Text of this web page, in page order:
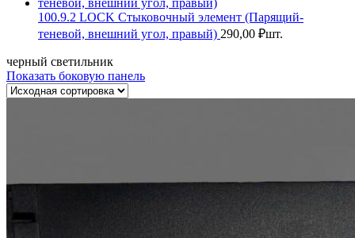
100.9.2 LOCK Стыковочный элемент (Парящий-
теневой, внешний угол, правый) 290,00 ₽шт.
черный светильник
Показать боковую панель